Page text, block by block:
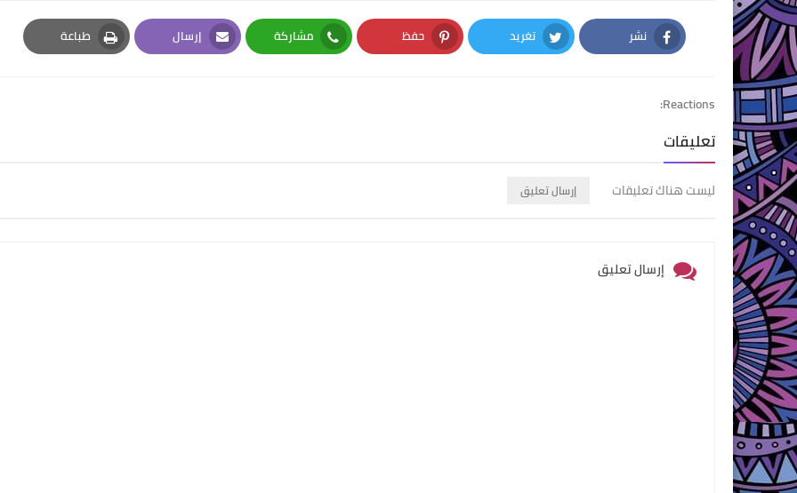
نشر
Facebook
تغريد
Twitter
حفظ
Pinterest
مشاركة
Whatsapp
إرسال
Email
طباعة
Print
Reactions:
تعليقات
ليست هناك تعليقات إرسال تعليق
إرسال تعليق